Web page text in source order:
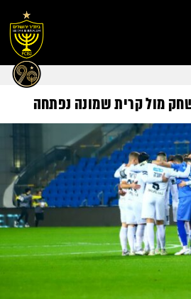
מול קרית שמונה נפתחה